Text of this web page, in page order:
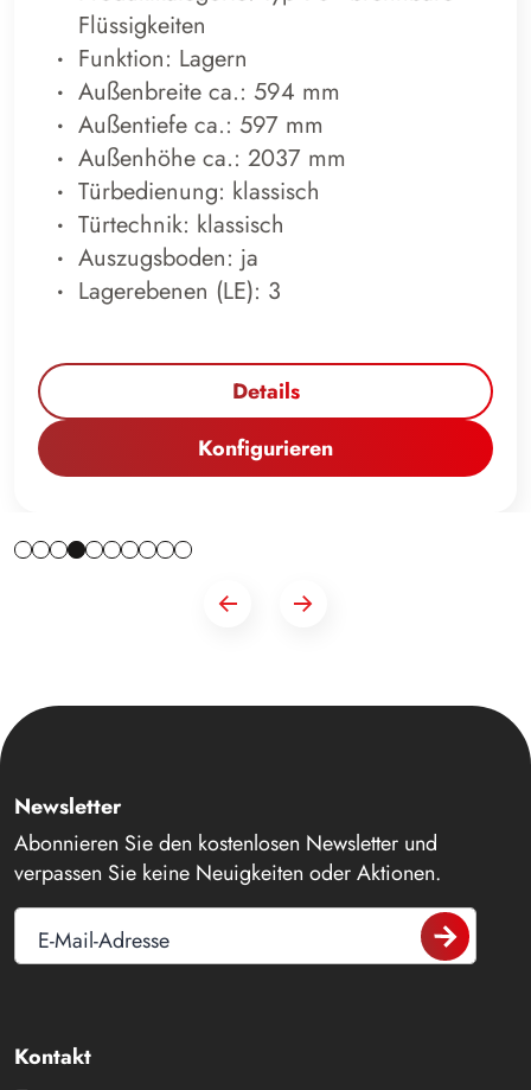
Flüssigkeiten
Funktion: Lagern
Außenbreite ca.: 594 mm
Außentiefe ca.: 597 mm
Außenhöhe ca.: 2037 mm
Türbedienung: klassisch
Türtechnik: klassisch
Auszugsboden: ja
Lagerebenen (LE): 3
Details
Konfigurieren
Newsletter
Abonnieren Sie den kostenlosen Newsletter und
verpassen Sie keine Neuigkeiten oder Aktionen.
E-Mail-Adresse
Kontakt